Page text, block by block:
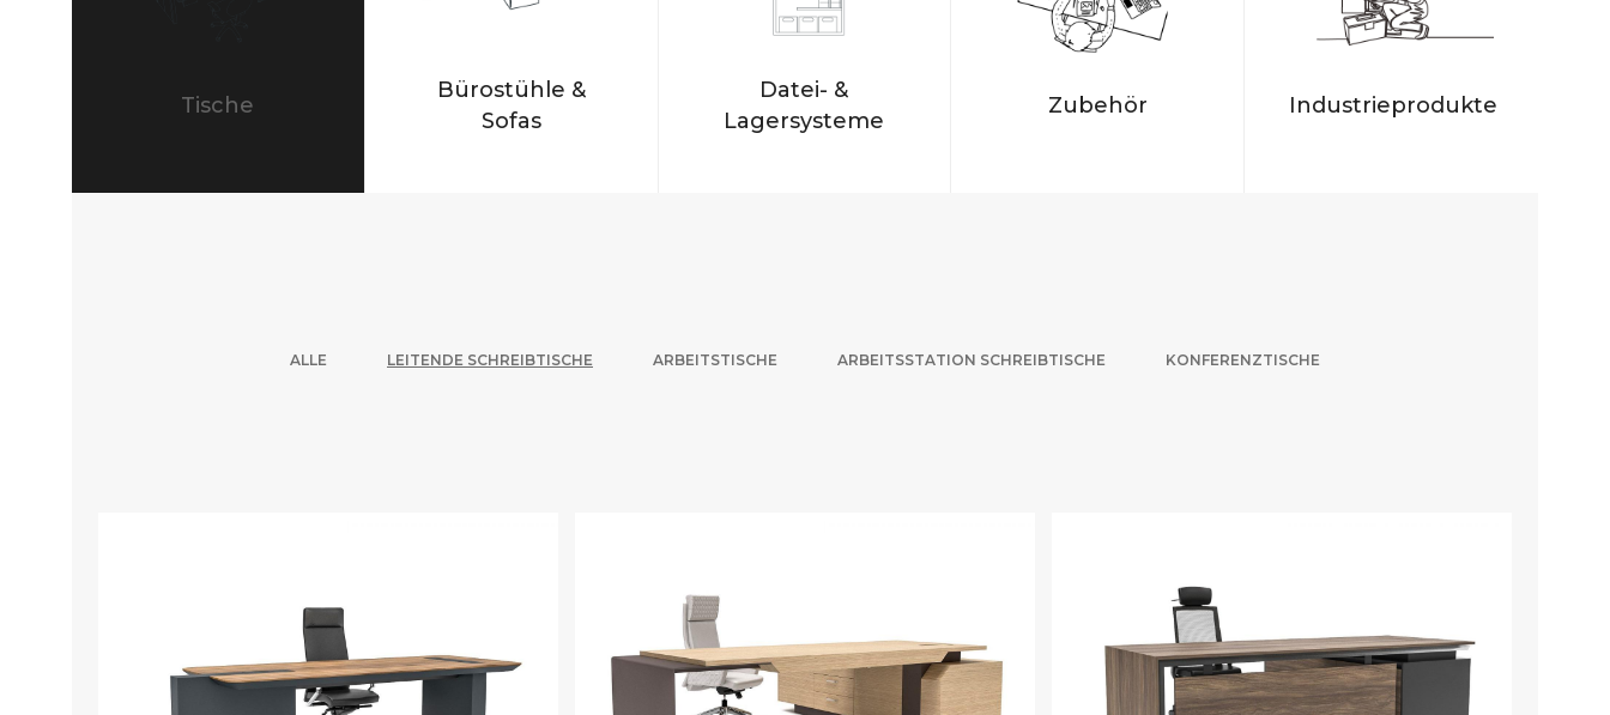
Tische
Bürostühle &
Sofas
Datei- &
Lagersysteme
Zubehör Industrieprodukte
ALLE LEITENDE SCHREIBTISCHE ARBEITSTISCHE ARBEITSSTATION SCHREIBTISCHE KONFERENZTISCHE